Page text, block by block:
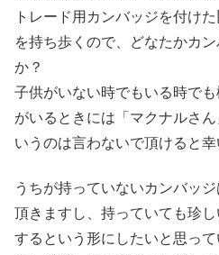
トレード用カンバッジを付け
を持ち歩くので、どなたかカ
か？
子供がいない時でもいる時で
がいるときには「マクナルさ
いうのは言わないで頂けると幸
うちが持っていないカンバッ
頂きますし、持っていても珍
するという形にしたいと思っ